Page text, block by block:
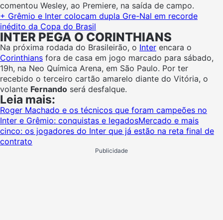
comentou Wesley, ao Premiere, na saída de campo.
+ Grêmio e Inter colocam dupla Gre-Nal em recorde
inédito da Copa do Brasil
INTER PEGA O CORINTHIANS
Na próxima rodada do Brasileirão, o Inter encara o
Corinthians fora de casa em jogo marcado para sábado,
19h, na Neo Química Arena, em São Paulo. Por ter
recebido o terceiro cartão amarelo diante do Vitória, o
volante Fernando será desfalque.
Leia mais:
Roger Machado e os técnicos que foram campeões no
Inter e Grêmio: conquistas e legadosMercado e mais
cinco: os jogadores do Inter que já estão na reta final de
contrato
Publicidade